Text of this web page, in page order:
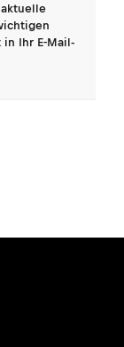
Ihr E-Mail-